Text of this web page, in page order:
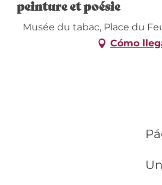
peinture et poésie
Musée du tabac, Place du
Cómo